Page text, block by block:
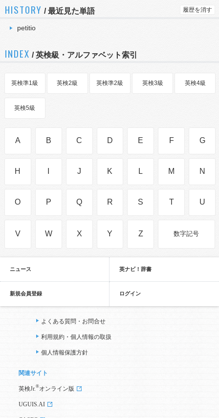
HISTORY /最近見た単語 履歴を消す
petitio
INDEX / 英検級・アルファベット索引
英検準1級 英検2級 英検準2級 英検3級 英検4級
英検5級
A B C D E F G
H J K L M N
O P Q R S T U
V W X Y Z 数字記号
ニュース 英ナビ！辞書
新規会員登録 ログイン
よくある質問・お問合せ
利用規約・個人情報の取扱
個人情報保護方針
関連サイト
英検Jr. ®オンライン版
UGUIS.AI